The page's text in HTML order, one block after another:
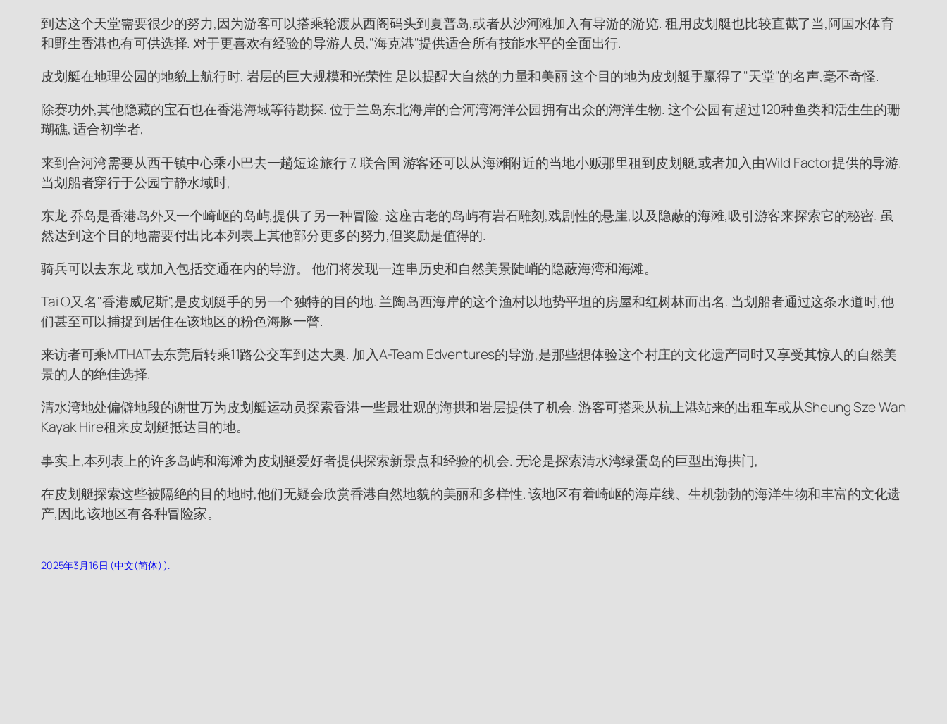
到达这个天堂需要很少的努力,因为游客可以搭乘轮渡从西阁码头到夏普岛,或者从沙河滩加入有导游的游览. 租用皮划艇也比较直截了当,阿国水体育
和野生香港也有可供选择. 对于更喜欢有经验的导游人员,"海克港"提供适合所有技能水平的全面出行.
皮划艇在地理公园的地貌上航行时, 岩层的巨大规模和光荣性 足以提醒大自然的力量和美丽 这个目的地为皮划艇手赢得了"天堂"的名声,毫不奇怪.
除赛功外,其他隐藏的宝石也在香港海域等待勘探. 位于兰岛东北海岸的合河湾海洋公园拥有出众的海洋生物. 这个公园有超过120种鱼类和活生生的珊
瑚礁, 适合初学者,
来到合河湾需要从西干镇中心乘小巴去一趟短途旅行 7. 联合国 游客还可以从海滩附近的当地小贩那里租到皮划艇,或者加入由Wild Factor提供的导游.
当划船者穿行于公园宁静水域时,
东龙 乔岛是香港岛外又一个崎岖的岛屿,提供了另一种冒险. 这座古老的岛屿有岩石雕刻,戏剧性的悬崖,以及隐蔽的海滩,吸引游客来探索它的秘密. 虽
然达到这个目的地需要付出比本列表上其他部分更多的努力,但奖励是值得的.
骑兵可以去东龙 或加入包括交通在内的导游。 他们将发现一连串历史和自然美景陡峭的隐蔽海湾和海滩。
Tai O又名"香港威尼斯",是皮划艇手的另一个独特的目的地. 兰陶岛西海岸的这个渔村以地势平坦的房屋和红树林而出名. 当划船者通过这条水道时,他
们甚至可以捕捉到居住在该地区的粉色海豚一瞥.
来访者可乘MTHAT去东莞后转乘11路公交车到达大奥. 加入A-Team Edventures的导游,是那些想体验这个村庄的文化遗产同时又享受其惊人的自然美
景的人的绝佳选择.
清水湾地处偏僻地段的谢世万为皮划艇运动员探索香港一些最壮观的海拱和岩层提供了机会. 游客可搭乘从杭上港站来的出租车或从Sheung Sze Wan
Kayak Hire租来皮划艇抵达目的地。
事实上,本列表上的许多岛屿和海滩为皮划艇爱好者提供探索新景点和经验的机会. 无论是探索清水湾绿蛋岛的巨型出海拱门,
在皮划艇探索这些被隔绝的目的地时,他们无疑会欣赏香港自然地貌的美丽和多样性. 该地区有着崎岖的海岸线、生机勃勃的海洋生物和丰富的文化遗
产,因此,该地区有各种冒险家。
2025年3月16日 (中文(简体) ).